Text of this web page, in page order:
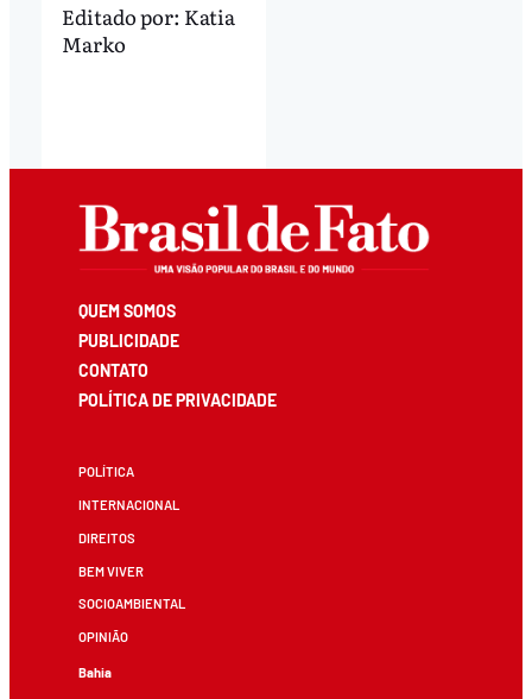
Editado por: Katia
Marko
QUEM SOMOS
PUBLICIDADE
CONTATO
POLÍTICA DE PRIVACIDADE
POLÍTICA
INTERNACIONAL
DIREITOS
BEM VIVER
SOCIOAMBIENTAL
OPINIÃO
Bahia